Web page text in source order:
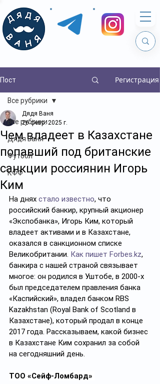
Пост Регистрация
Все рубрики
Дядя Ваня
Футбол
КФФ
Все рубрики
Чем владеет в Казахстане
попавший под британские
санкции россиянин Игорь
Ким
Дядя Ваня
26 февр. 2025 г.
На днях стало известно, что
российский банкир, крупный акционер
«Экспобанка», Игорь Ким, который
владеет активами и в Казахстане,
оказался в санкционном списке
Великобритании. Как пишет Forbes.kz,
банкира с нашей страной связывает
многое: он родился в Уштобе, в 2000-х
был председателем правления банка
«Каспийский», владел банком RBS
Kazakhstan (Royal Bank of Scotland в
Казахстане), который продал в конце
2017 года. Рассказываем, какой бизнес
в Казахстане Ким сохранил за собой
на сегодняшний день.
ТОО «Сейф-Ломбард»